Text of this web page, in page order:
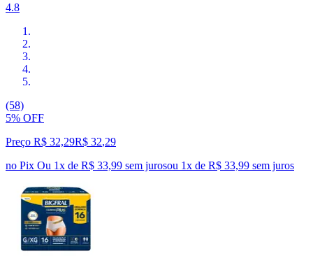
4.8
(58)
5% OFF
Preço R$ 32,29R$ 32,29
no Pix Ou 1x de R$ 33,99 sem jurosou 1x de R$ 33,99 sem juros